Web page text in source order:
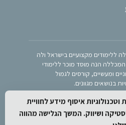
ללימודים מקצועיים בישראל ולה
הנה מוסד מוכר ללימודי
ומעשיים, קורסים לגמול
בנושאים מגוונים.
איסוף מידע לחוויית
ושיווק. המשך הגלישה מהווה